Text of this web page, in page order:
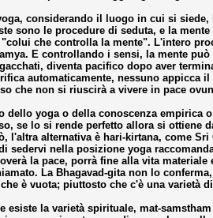
considerando il luogo in cui si
sono le procedure di seduta, e la
che controlla la mente". L'intero
E controllando i sensi, la mente
diventa pacifico dopo aver
automaticamente, nessuno
che non si riuscirà a vivere in pace
dello yoga o della conoscenza
se lo si rende perfetto allora si ottiene
alternativa è hari-kirtana, come
sedervi nella posizione yoga
la pace, porrà fine alla vita
La Bhagavad-gita non lo
è vuota; piuttosto che c'è una varietà
la varietà spirituale, mat-